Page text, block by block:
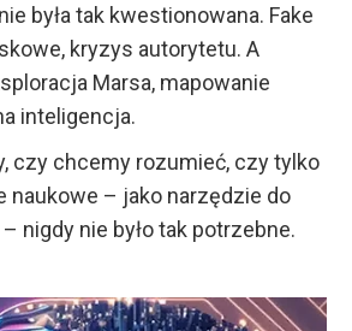
była tak kwestionowana. Fake
kryzys autorytetu. A
Marsa, mapowanie
inteligencja.
czy chcemy rozumieć, czy tylko
naukowe – jako narzędzie do
nigdy nie było tak potrzebne.